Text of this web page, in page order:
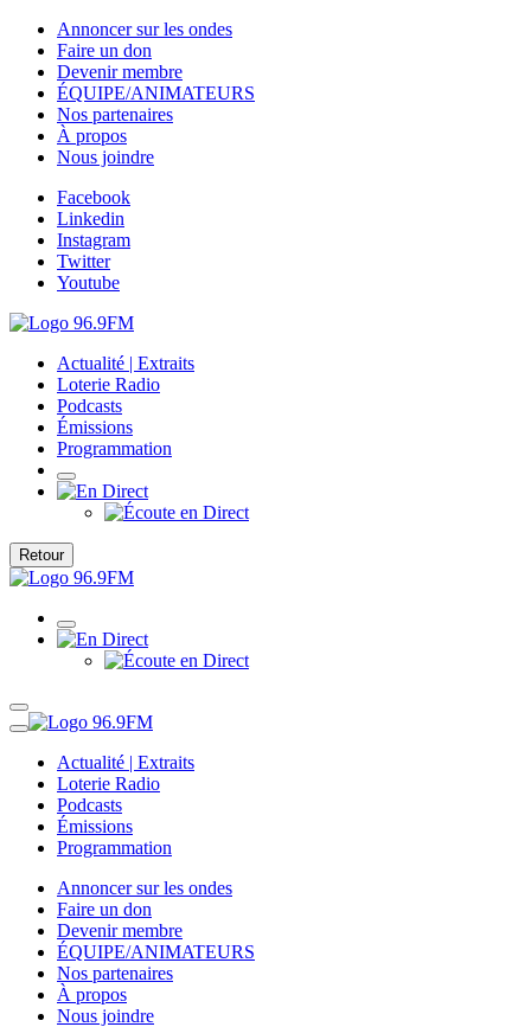
Annoncer sur les ondes
Faire un don
Devenir membre
ÉQUIPE/ANIMATEURS
Nos partenaires
À propos
Nous joindre
Facebook
Linkedin
Instagram
Twitter
Youtube
Actualité | Extraits
Loterie Radio
Podcasts
Émissions
Programmation
Retour
Actualité | Extraits
Loterie Radio
Podcasts
Émissions
Programmation
Annoncer sur les ondes
Faire un don
Devenir membre
ÉQUIPE/ANIMATEURS
Nos partenaires
À propos
Nous joindre